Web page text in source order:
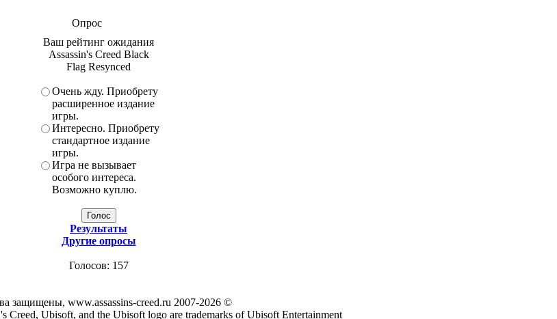
Опрос
Ваш рейтинг ожидания
Assassin's Creed Black
Flag Resynced
Очень жду. Приобрету
расширенное издание
игры.
Интересно. Приобрету
стандартное издание
игры.
Игра не вызывает
особого интереса.
Возможно куплю.
Результаты
Другие опросы
Голосов: 157
защищены, www.assassins-creed.ru 2007-2026 ©
Creed, Ubisoft, and the Ubisoft logo are trademarks of Ubisoft Entertainment